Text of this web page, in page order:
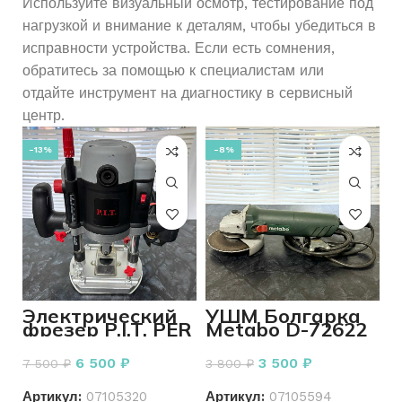
нагрузкой и внимание к деталям, чтобы убедиться в
исправности устройства. Если есть сомнения,
обратитесь за помощью к специалистам или
отдайте инструмент на диагностику в сервисный
центр.
-13%
Электрический
фрезер P.I.T. PER
12-C
7 500₽ 6 500 ₽
Артикул: 07105320
-8%
УШМ Болгарка
Metabo D-72622
3 800₽ 3 500 ₽
Артикул: 07105594